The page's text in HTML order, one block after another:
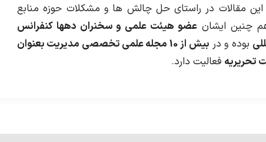
این مقالات در راستای حل چالش ها و مشکلات حوزه منابع
چنین ایشان عضو هیئت علمی و سخنران دهها کنفرانس
بوده و در
بیش از 10 مجله علمی تخصصی مدیریت بعنوان
تحریریه فعالیت دارد.